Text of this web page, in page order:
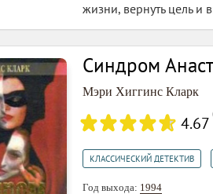
жизни, вернуть цель и
Синдром
Мэри Хиггинс Кларк
4.67
КЛАССИЧЕСКИЙ ДЕТЕКТИВ
Год выхода: 1994